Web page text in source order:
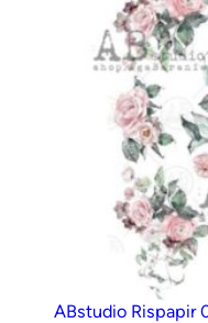
ABstudio Rispapir